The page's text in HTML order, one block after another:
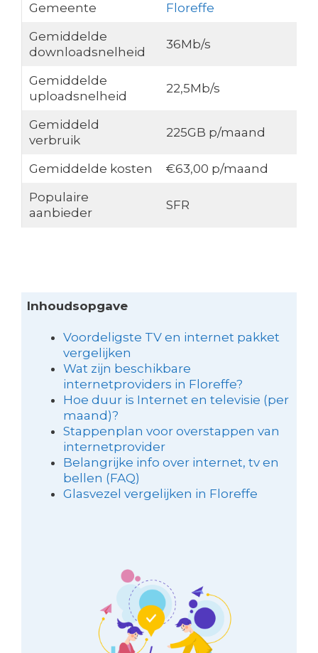
Gemeente
Floreffe
Gemiddelde
downloadsnelheid
36Mb/s
Gemiddelde
uploadsnelheid
22,5Mb/s
Gemiddeld
verbruik
225GB p/maand
Gemiddelde kosten
€63,00 p/maand
Populaire
aanbieder
SFR
Inhoudsopgave
Voordeligste TV en internet pakket
vergelijken
Wat zijn beschikbare
internetproviders in Floreffe?
Hoe duur is Internet en televisie (per
maand)?
Stappenplan voor overstappen van
internetprovider
Belangrijke info over internet, tv en
bellen (FAQ)
Glasvezel vergelijken in Floreffe